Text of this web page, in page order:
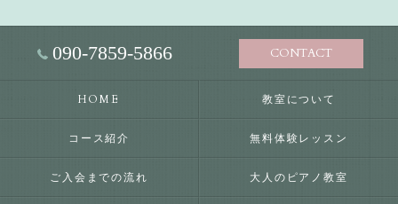
090-7859-5866 CONTACT
HOME 教室について
コース紹介 無料体験レッスン
ご入会までの流れ 大人のピアノ教室